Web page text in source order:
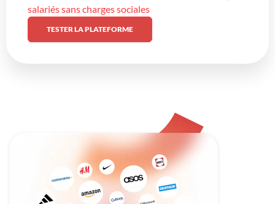
salariés sans charges sociales
TESTER LA PLATEFORME